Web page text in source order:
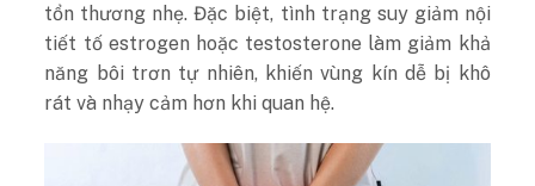
tổn thương nhẹ. Đặc biệt, tình trạng suy giảm nội
tiết tố estrogen hoặc testosterone làm giảm khả
năng bôi trơn tự nhiên, khiến vùng kín dễ bị khô
rát và nhạy cảm hơn khi quan hệ.